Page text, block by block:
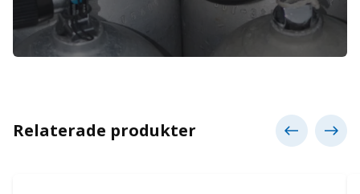
Relaterade produkter